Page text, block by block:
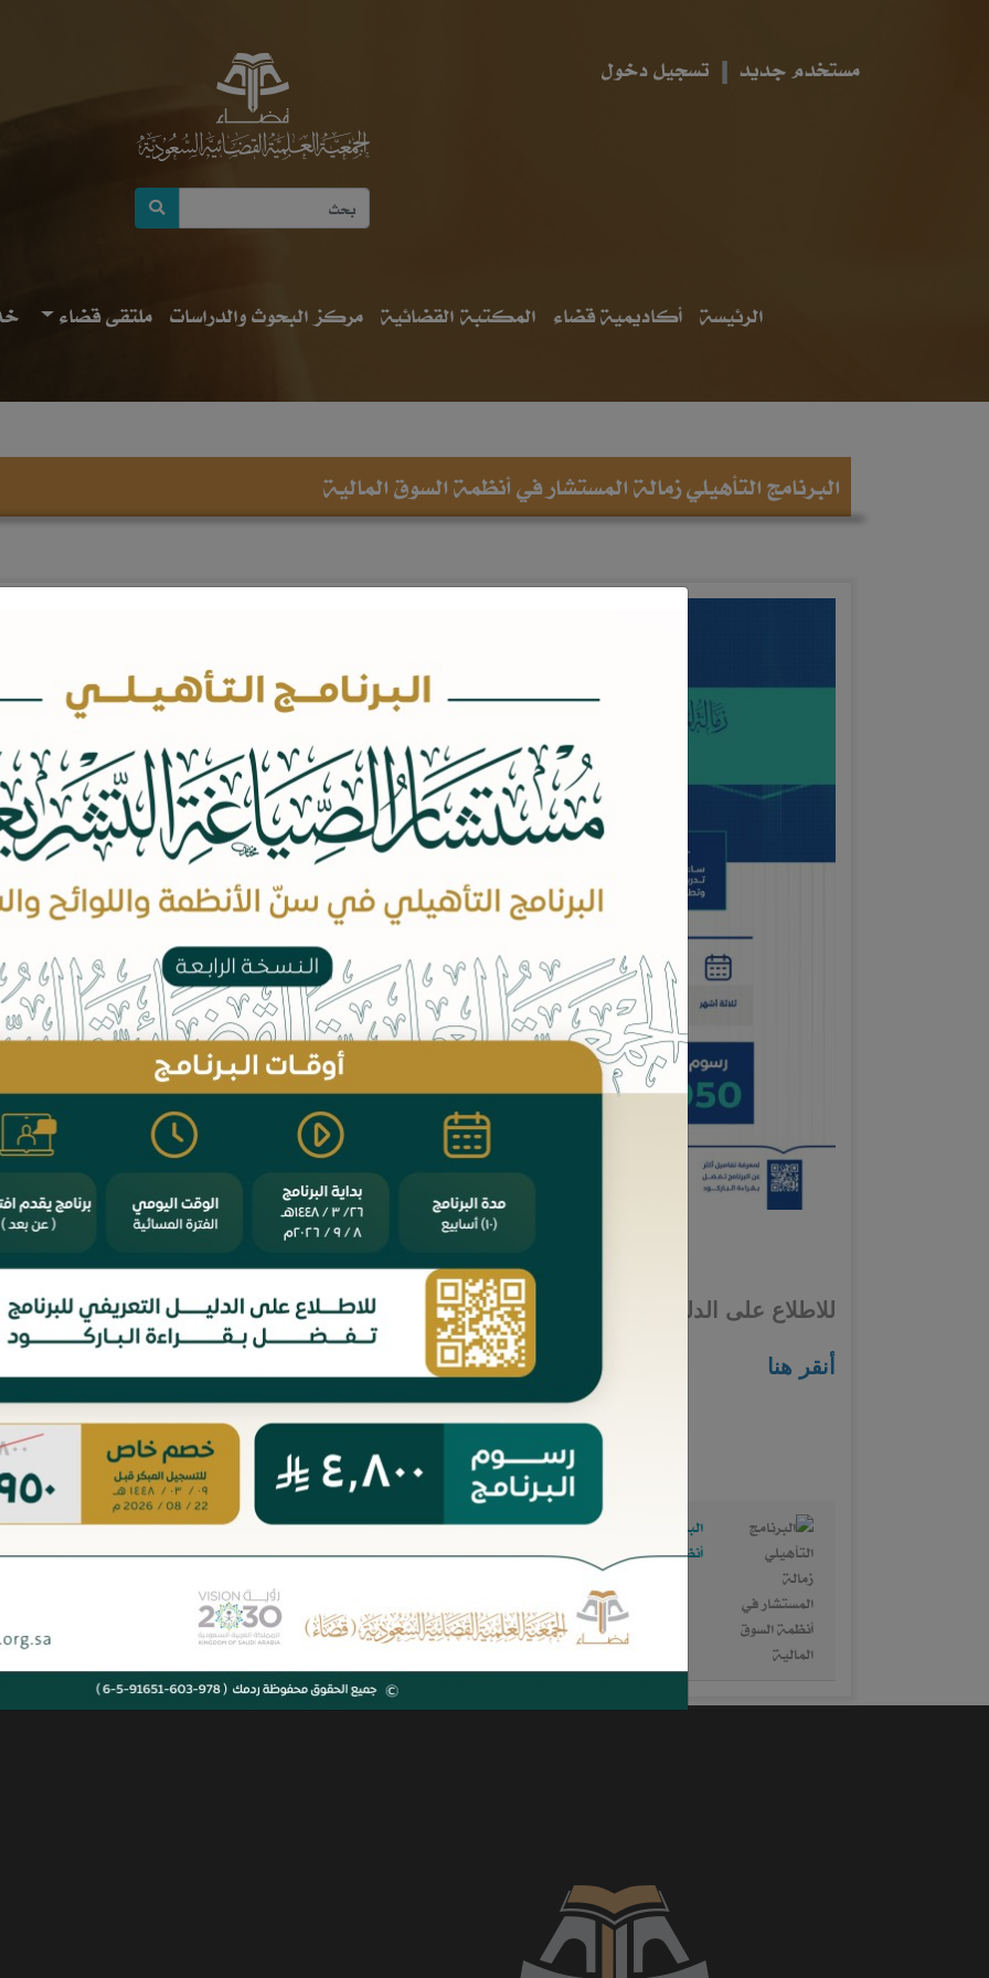
مستخدم جديد تسجيل دخول
الرئيسة أكاديمية قضاء المكتبة القضائية مركز البحوث والدراسات ملتقى قضاء
البرنامج التأهيلي زمالة المستشار في أنظمة السوق المالية
للاطلاع على الدليل التعريفي للبرنامج:
أنقر هنا
محتويات الدورة
البرنامج التأهيلي زمالة المستشار في
أنظمة السوق المالية
3950
ريال
محاور الدورة
الوحدة الأولى: الإطار النظامي والمؤسسي
للسوق المالية:
 الإطار القانوني والهيكلة التنظيمية
والتشغيلية للسوق المالية.
 الأوراق المالية والحقوق المرتبطة بها.
 مؤسسات السوق المالية وأعمالها.
الوحدة الثانية: معاملات السوق المالية
 طرح الأوراق المالية والإدراج في السوق.
 الالتزامات المستمرة والإفصاح في السوق.
 حوكمة الشركات المدرجة.
 عمليات الشركات المدرجة (الاندماج
والاستحواذ، وإعادة هيكلة الملكية ورأس
المال).
الوحدة الثالثة: منازعات السوق المالية:
 الأحكام العامة الموضوعية لمخالفات
السوق المالية.
الموعد